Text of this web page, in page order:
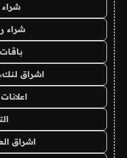
شراء
اشراق
اشراق